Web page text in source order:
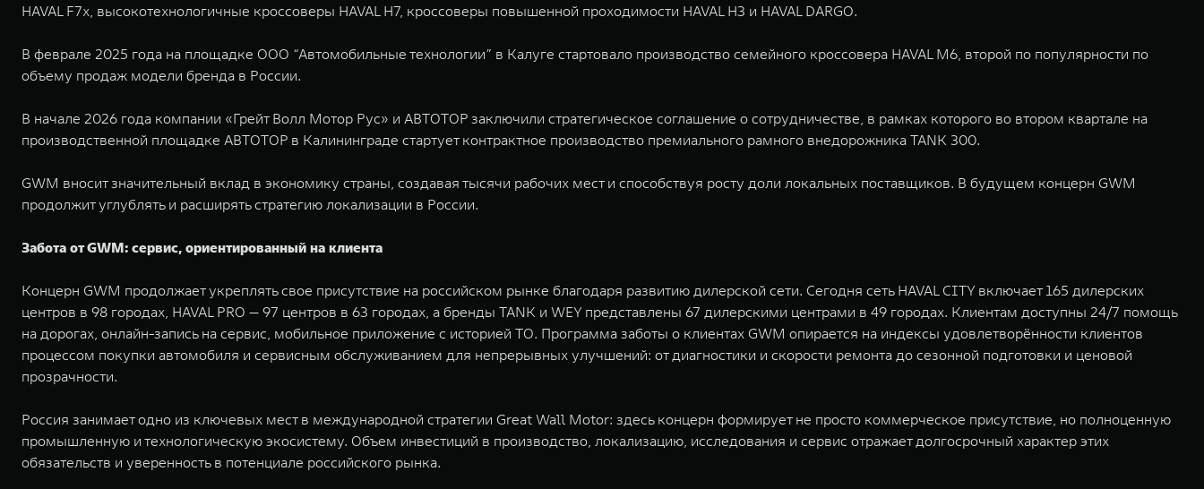
HAVAL F7x, высокотехнологичные кроссоверы HAVAL H7, кроссоверы повышенной проходимости HAVAL H3 и HAVAL DARGO.
В феврале 2025 года на площадке ООО “Автомобильные технологии” в Калуге стартовало производство семейного кроссовера HAVAL M6, второй по популярности по
объему продаж модели бренда в России.
В начале 2026 года компании «Грейт Волл Мотор Рус» и АВТОТОР заключили стратегическое соглашение о сотрудничестве, в рамках которого во втором квартале на
производственной площадке АВТОТОР в Калининграде стартует контрактное производство премиального рамного внедорожника TANK 300.
GWM вносит значительный вклад в экономику страны, создавая тысячи рабочих мест и способствуя росту доли локальных поставщиков. В будущем концерн GWM
продолжит углублять и расширять стратегию локализации в России.
Забота от GWM: сервис, ориентированный на клиента
Концерн GWM продолжает укреплять свое присутствие на российском рынке благодаря развитию дилерской сети. Сегодня сеть HAVAL CITY включает 165 дилерских
центров в 98 городах, HAVAL PRO — 97 центров в 63 городах, а бренды TANK и WEY представлены 67 дилерскими центрами в 49 городах. Клиентам доступны 24/7 помощь
на дорогах, онлайн-запись на сервис, мобильное приложение с историей ТО. Программа заботы о клиентах GWM опирается на индексы удовлетворённости клиентов
процессом покупки автомобиля и сервисным обслуживанием для непрерывных улучшений: от диагностики и скорости ремонта до сезонной подготовки и ценовой
прозрачности.
Россия занимает одно из ключевых мест в международной стратегии Great Wall Motor: здесь концерн формирует не просто коммерческое присутствие, но полноценную
промышленную и технологическую экосистему. Объем инвестиций в производство, локализацию, исследования и сервис отражает долгосрочный характер этих
обязательств и уверенность в потенциале российского рынка.